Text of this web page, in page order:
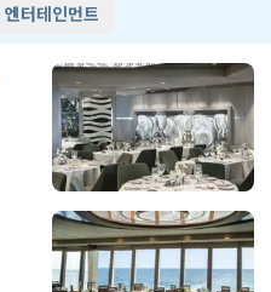
엔터테인먼트